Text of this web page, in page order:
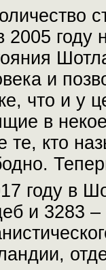
2005 году
и
что и у
в
те, кто
году в
и 3283